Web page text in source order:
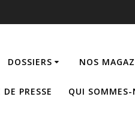
DOSSIERS NOS
PRESSE QUI SOMMES-